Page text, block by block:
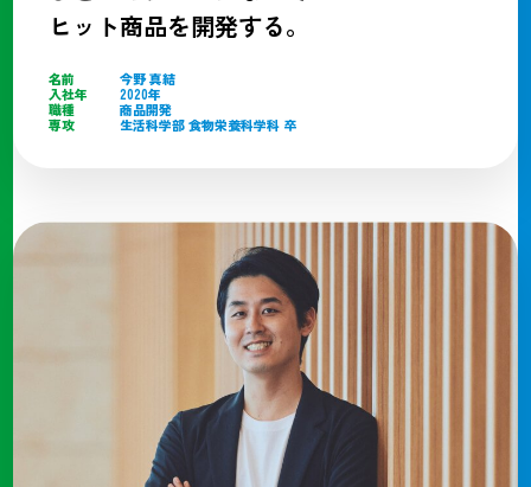
ヒット商品を開発する。
名前
今野 真結
入社年
2020年
職種
商品開発
専攻
生活科学部 食物栄養科学科 卒